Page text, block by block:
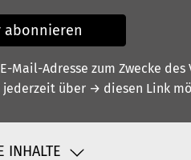
abonnieren
Adresse zum Zwecke
jederzeit über → diesen Link
INHALTE